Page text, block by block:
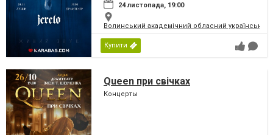
24 листопада, 19:00
Волинський академічний обласний
Купити
Queen при свічках
Концерты